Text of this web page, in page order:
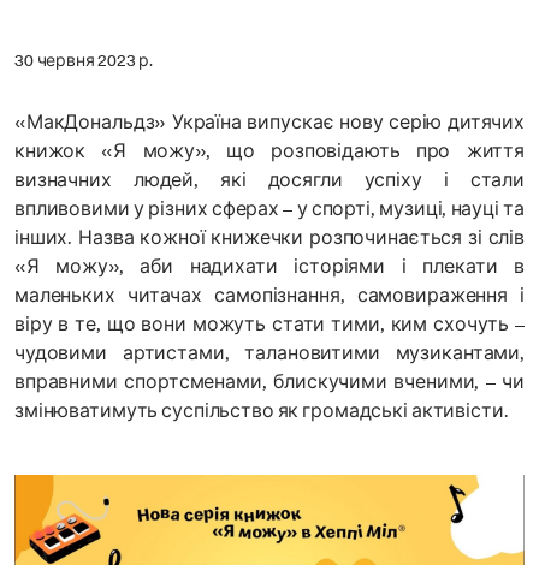
30 червня 2023 р.
«МакДональдз» Україна випускає нову серію дитячих
книжок «Я можу», що розповідають про життя
визначних людей, які досягли успіху і стали
впливовими у різних сферах – у спорті, музиці, науці та
інших. Назва кожної книжечки розпочинається зі слів
«Я можу», аби надихати історіями і плекати в
маленьких читачах самопізнання, самовираження і
віру в те, що вони можуть стати тими, ким схочуть –
чудовими артистами, талановитими музикантами,
вправними спортсменами, блискучими вченими, – чи
змінюватимуть суспільство як громадські активісти.